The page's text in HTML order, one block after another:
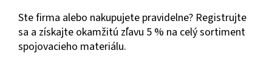
Ste firma alebo nakupujete pravidelne? Registrujte
sa a získajte okamžitú zľavu 5 % na celý sortiment
spojovacieho materiálu.